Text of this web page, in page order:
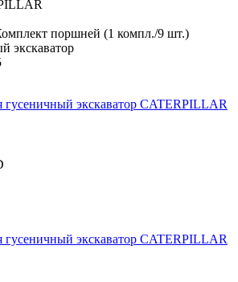
поршней (1 компл./9 шт.)
экскаватор